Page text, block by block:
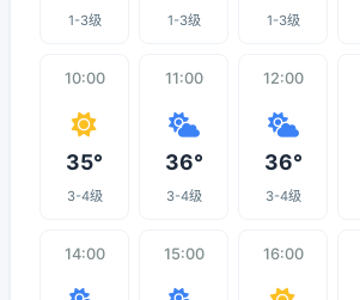
1-3级 1-3级 1-3级
10:00
35°
3-4级
11:00
36°
3-4级
12:00
36°
3-4级
14:00 15:00 16:00